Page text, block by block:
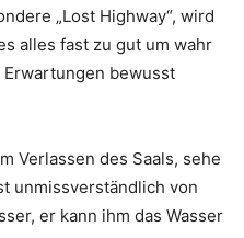
„Lost Highway“, wird
alles fast zu gut um wahr
bewusst
Verlassen des Saals, sehe
unmissverständlich von
er kann ihm das Wasser